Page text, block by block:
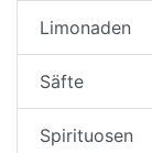
Limonaden
Säfte
Spirituosen